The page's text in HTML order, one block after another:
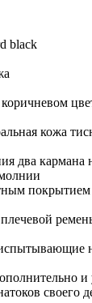
black
кожа
два
покрытием
своего